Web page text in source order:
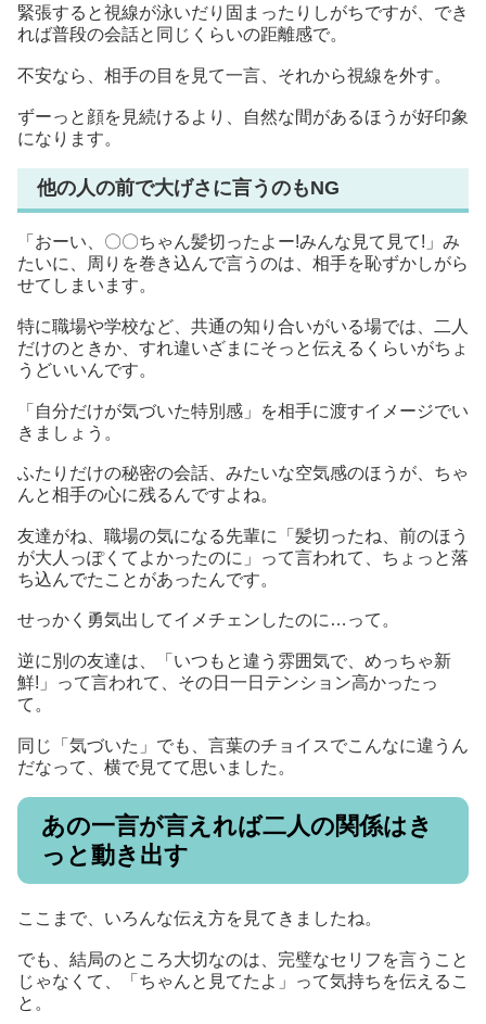
緊張すると視線が泳いだり固まったりしがちですが、でき
れば普段の会話と同じくらいの距離感で。
不安なら、相手の目を見て一言、それから視線を外す。
ずーっと顔を見続けるより、自然な間があるほうが好印象
になります。
他の人の前で大げさに言うのもNG
「おーい、〇〇ちゃん髪切ったよー!みんな見て見て!」み
たいに、周りを巻き込んで言うのは、相手を恥ずかしがら
せてしまいます。
特に職場や学校など、共通の知り合いがいる場では、二人
だけのときか、すれ違いざまにそっと伝えるくらいがちょ
うどいいんです。
「自分だけが気づいた特別感」を相手に渡すイメージでい
きましょう。
ふたりだけの秘密の会話、みたいな空気感のほうが、ちゃ
んと相手の心に残るんですよね。
友達がね、職場の気になる先輩に「髪切ったね、前のほう
が大人っぽくてよかったのに」って言われて、ちょっと落
ち込んでたことがあったんです。
せっかく勇気出してイメチェンしたのに…って。
逆に別の友達は、「いつもと違う雰囲気で、めっちゃ新
鮮!」って言われて、その日一日テンション高かったっ
て。
同じ「気づいた」でも、言葉のチョイスでこんなに違うん
だなって、横で見てて思いました。
あの一言が言えれば二人の関係はき
っと動き出す
ここまで、いろんな伝え方を見てきましたね。
でも、結局のところ大切なのは、完璧なセリフを言うこと
じゃなくて、「ちゃんと見てたよ」って気持ちを伝えるこ
と。